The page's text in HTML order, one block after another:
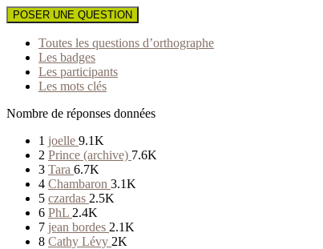
POSER UNE QUESTION
Toutes les questions d’orthographe
Les badges
Les participants
Les mots clés
Nombre de réponses données
1 joelle 9.1K
2 Prince (archive) 7.6K
3 Tara 6.7K
4 Chambaron 3.1K
5 czardas 2.5K
6 PhL 2.4K
7 jean bordes 2.1K
8 Cathy Lévy 2K